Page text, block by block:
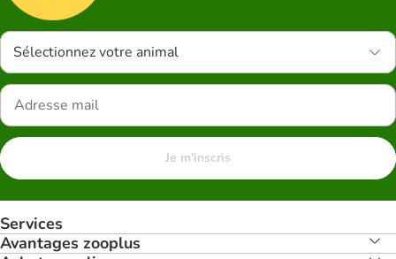
Sélectionnez votre animal
Je m'inscris
Services
Avantages zooplus